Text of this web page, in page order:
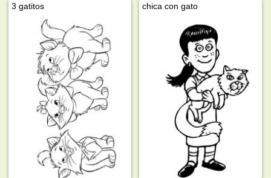
3 gatitos chica con gato